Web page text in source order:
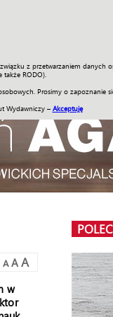
z przetwarzaniem
RODO).
Prosimy o zapoznanie
Wydawniczy – Akceptuję
ENGLISH SKLEP
A A A
w